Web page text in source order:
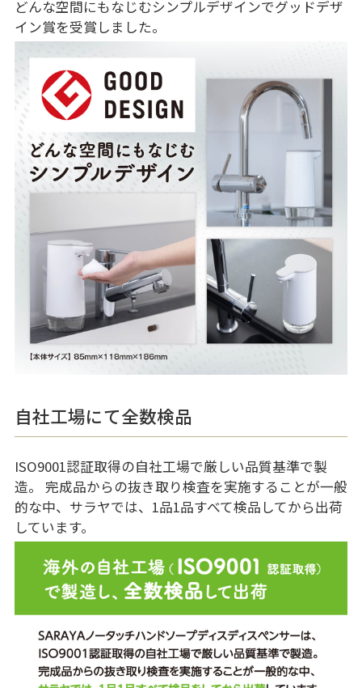
どんな空間にもなじむシンプルデザインでグッドデザ
イン賞を受賞しました。
自社工場にて全数検品
ISO9001認証取得の自社工場で厳しい品質基準で製
造。 完成品からの抜き取り検査を実施することが一般
的な中、サラヤでは、1品1品すべて検品してから出荷
しています。